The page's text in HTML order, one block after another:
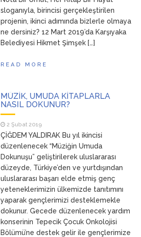
sloganıyla, birincisi gerçekleştirilen
projenin, ikinci adımında bizlerle olmaya
ne dersiniz? 12 Mart 2019’da Karşıyaka
Belediyesi Hikmet Şimşek […]
READ MORE
MÜZİK, UMUDA KİTAPLARLA
NASIL DOKUNUR?
2 Şubat 2019
ÇİĞDEM YALDIRAK Bu yıl ikincisi
düzenlenecek “Müziğin Umuda
Dokunuşu” geliştirilerek uluslararası
düzeyde, Türkiye’den ve yurtdışından
uluslararası başarı elde etmiş genç
yeteneklerimizin ülkemizde tanıtımını
yaparak gençlerimizi desteklemekle
dokunur. Gecede düzenlenecek yardım
konserinin Tepecik Çocuk Onkolojisi
Bölümü’ne destek gelir ile gençlerimize